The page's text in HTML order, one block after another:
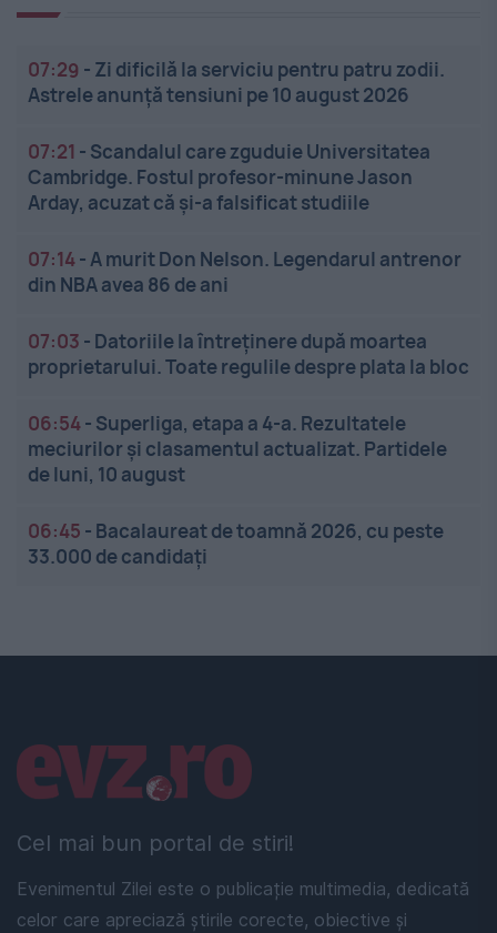
07:29 - Zi dificilă la serviciu pentru patru zodii.
Astrele anunță tensiuni pe 10 august 2026
07:21 - Scandalul care zguduie Universitatea
Cambridge. Fostul profesor-minune Jason
Arday, acuzat că și-a falsificat studiile
07:14-A murit Don Nelson. Legendarul antrenor
din NBA avea 86 de ani
07:03 - Datoriile la întreținere după moartea
proprietarului. Toate regulile despre plata la bloc
06:54- Superliga, etapa a 4-a. Rezultatele
meciurilor și clasamentul actualizat. Partidele
de luni, 10 august
06:45 - Bacalaureat de toamnă 2026, cu peste
33.000 de candidați
Cel mai bun portal de stiri!
Evenimentul Zilei este o publicație multimedia, dedicată
celor care apreciază știrile corecte, obiective și
Linkuri utile